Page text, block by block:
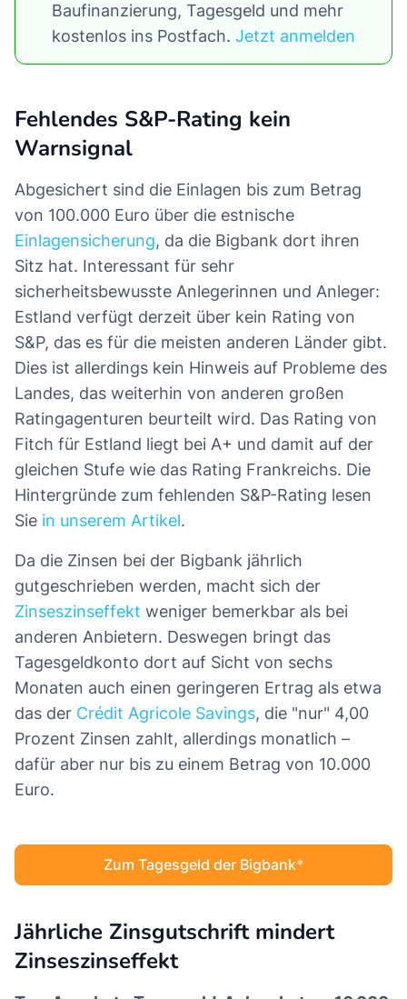
Baufinanzierung, Tagesgeld und mehr
kostenlos ins Postfach. Jetzt anmelden
Fehlendes S&P-Rating kein
Warnsignal
Abgesichert sind die Einlagen bis zum Betrag
von 100.000 Euro über die estnische
Einlagensicherung, da die Bigbank dort ihren
Sitz hat. Interessant für sehr
sicherheitsbewusste Anlegerinnen und Anleger:
Estland verfügt derzeit über kein Rating von
S&P, das es für die meisten anderen Länder gibt.
Dies ist allerdings kein Hinweis auf Probleme des
Landes, das weiterhin von anderen großen
Ratingagenturen beurteilt wird. Das Rating von
Fitch für Estland liegt bei A+ und damit auf der
gleichen Stufe wie das Rating Frankreichs. Die
Hintergründe zum fehlenden S&P-Rating lesen
Sie in unserem Artikel.
Da die Zinsen bei der Bigbank jährlich
gutgeschrieben werden, macht sich der
Zinseszinseffekt weniger bemerkbar als bei
anderen Anbietern. Deswegen bringt das
Tagesgeldkonto dort auf Sicht von sechs
Monaten auch einen geringeren Ertrag als etwa
das der Crédit Agricole Savings, die "nur" 4,00
Prozent Zinsen zahlt, allerdings monatlich –
dafür aber nur bis zu einem Betrag von 10.000
Euro.
Zum Tagesgeld der Bigbank
Jährliche Zinsgutschrift mindert
Zinseszinseffekt